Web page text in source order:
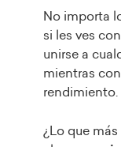
No importa
si les ves
unirse a
mientras
rendimiento.
¿Lo que